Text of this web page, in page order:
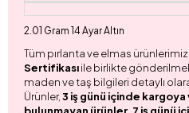
2.01 Gram 14 Ayar Altın
Tüm pırlanta ve elmas
Sertifikasıile birlikte
maden ve taş bilgileri detaylı
Ürünler,3 iş günü içinde
bulunmayan ürünler, 7 iş günü